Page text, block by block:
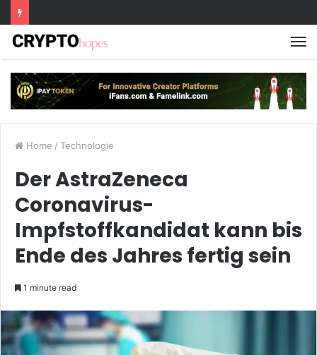
Home / Technologie
Der AstraZeneca
Coronavirus-
Impfstoffkandidat kann bis
Ende des Jahres fertig sein
1 minute read